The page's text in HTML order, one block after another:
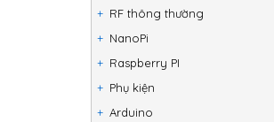
RF thông thường
NanoPi
Raspberry PI
Phụ kiện
Arduino